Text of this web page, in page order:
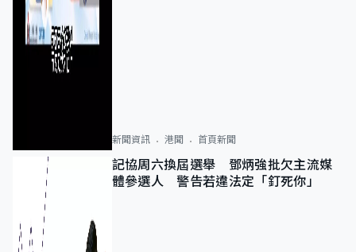
新聞資訊 港聞 首頁新聞
記協周六換屆選舉 鄧炳強批欠主流媒
體參選人 警告若違法定「釘死你」